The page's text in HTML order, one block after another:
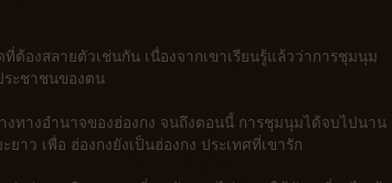
องสลายตัวเช่นกัน เนื่องจากเขาเรียนรู้แล้วว่าการชุมนุม
ระชาชนของตน
งทางอำนาจของฮ่องกง จนถึงตอนนี้ การชุมนุมได้จบไปนาน
าว เพื่อ ฮ่องกงยังเป็นฮ่องกง ประเทศที่เขารัก